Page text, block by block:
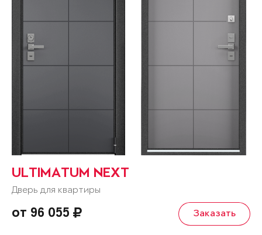
ULTIMATUM NEXT
Дверь для квартиры
от 96 055 Заказать